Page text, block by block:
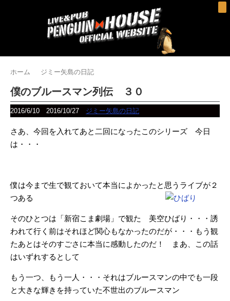
ホーム ジミー矢島の日記
僕のブルースマン列伝 ３０
2016/6/10 2016/10/27 ジミー矢島の日記
さあ、今回を入れてあと二回になったこのシリーズ 今日
は・・・
僕は今まで生で観ておいて本当によかったと思うライブが２
つある
そのひとつは「新宿こま劇場」で観た 美空ひばり・・・誘
われて行く前はそれほど関心もなかったのだが・・・もう観
たあとはそのすごさに本当に感動したのだ！ まあ、この話
はいずれするとして
もう一つ、もう一人・・・それはブルースマンの中でも一段
と大きな輝きを持っていた不世出のブルースマン